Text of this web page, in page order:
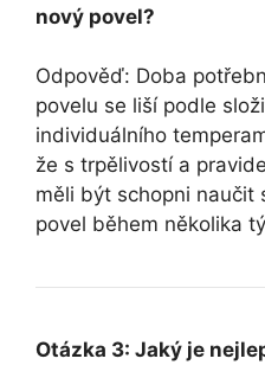
nový povel?
Odpověď: Doba
povelu se liší podle
individuálního
že s trpělivostí a
měli být schopni naučit
povel během několika
Otázka 3: Jaký je